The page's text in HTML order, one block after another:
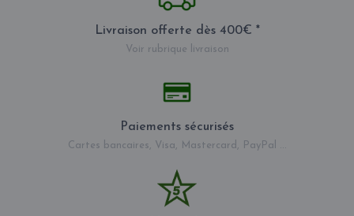
Livraison offerte dès 400€ *
Voir rubrique livraison
Paiements sécurisés
Cartes bancaires, Visa, Mastercard, PayPal ...